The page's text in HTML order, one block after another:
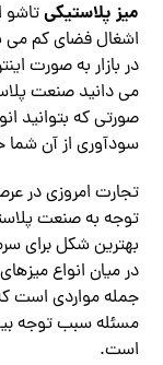
میز پلاستیکیتاشو
اشغال فضای کم می
در بازار به صورت
می دانید صنعت
صورتی که بتوانید
سودآوری از آن شما
تجارت امروزی در
توجه به صنعت
بهترین شکل برای
در میان انواع
جمله مواردی است
مسئله سبب توجه
است.